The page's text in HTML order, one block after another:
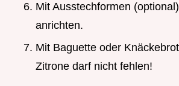
Mit Ausstechformen
anrichten.
Mit Baguette oder
Zitrone darf nicht fehlen!